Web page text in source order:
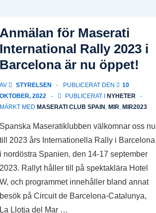
Anmälan för Maserati
International Rally 2023 i
Barcelona är nu öppet!
AV STYRELSEN PUBLICERAT DEN
10
OKTOBER, 2022
PUBLICERAT I
NYHETER
MÄRKT MED MASERATI CLUB SPAIN , MIR, MIR2023
Spanska Maseratiklubben välkomnar oss nu
till 2023 års Internationella Rally i Barcelona
i nordöstra Spanien, den 14-17 september
2023. Rallyt håller till på spektaklära Hotel
W, och programmet innehåller bland annat
besök på Circuit de Barcelona-Catalunya,
La Llotja del Mar …